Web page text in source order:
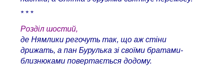
* * *
Розділ шостий,
де Нямлики регочуть так, що аж стіни
дрижать, а пан Бурулька зі своїми братами-
близнюками повертається додому.